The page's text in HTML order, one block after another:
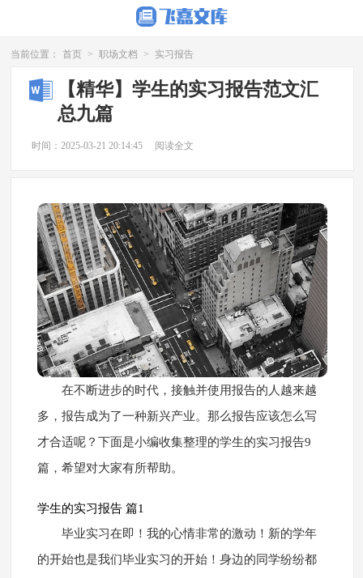
当前位置： 首页 > 职场文档 > 实习报告
【精华】学生的实习报告范文汇
总九篇
时间：2025-03-21 20:14:45 阅读全文
在不断进步的时代，接触并使用报告的人越来越
多，报告成为了一种新兴产业。那么报告应该怎么写
才合适呢？下面是小编收集整理的学生的实习报告9
篇，希望对大家有所帮助。
学生的实习报告 篇1
毕业实习在即！我的心情非常的激动！新的学年
的开始也是我们毕业实习的开始！身边的同学纷纷都